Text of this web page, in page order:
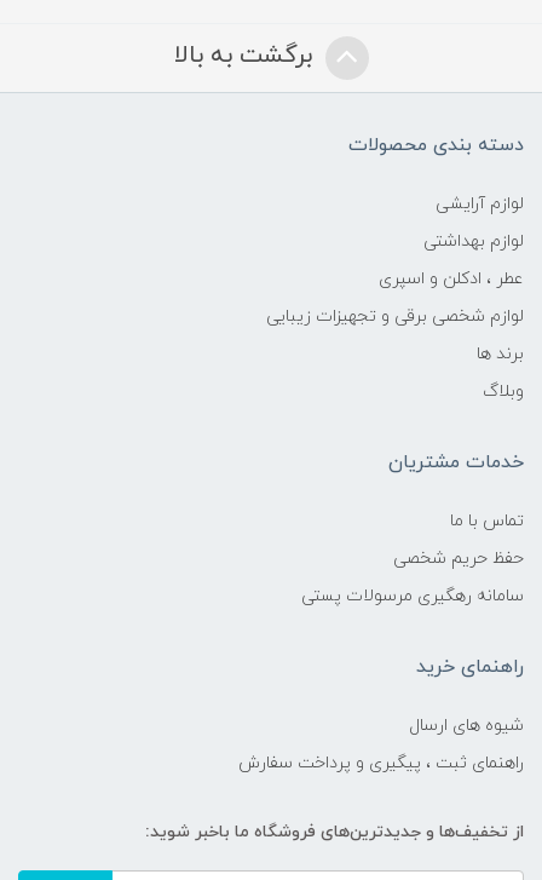
برگشت به بالا
دسته بندی محصولات
لوازم آرایشی
لوازم بهداشتی
عطر ، ادکلن و اسپری
لوازم شخصی برقی و تجهیزات زیبایی
برند ها
وبلاگ
خدمات مشتریان
تماس با ما
حفظ حریم شخصی
سامانه رهگیری مرسولات پستی
راهنمای خرید
شیوه های ارسال
راهنمای ثبت ، پیگیری و پرداخت سفارش
از تخفیف‌ها و جدیدترین‌های فروشگاه ما باخبر شوید: